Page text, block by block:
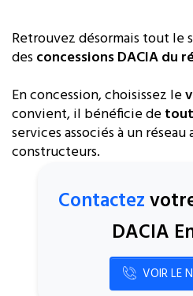
Retrouvez désormais tout le
desconcessions DACIA du
En concession, choisissez le
convient, il bénéficie de
services associés à un réseau
constructeurs.
Contactez
DACIA
VOIR LE